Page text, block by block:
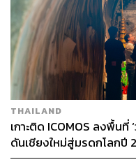
THAILAND
เกาะติด ICOMOS ลงพื้นที่
ดันเชียงใหม่สู่มรดกโลกปี